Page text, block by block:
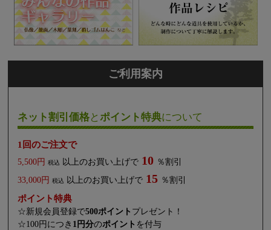
ご利用案内
ネット割引価格とポイント特典について
1回のご注文で
5,500円 税込 以上のお買い上げで 10 ％割引
33,000円
税込 以上のお買い上げで 15 ％割引
ポイント特典
☆新規会員登録で500ポイント プレゼント！
☆100円につき 1円分のポイント を付与